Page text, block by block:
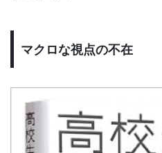
マクロな視点の不在